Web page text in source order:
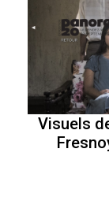
Visuels